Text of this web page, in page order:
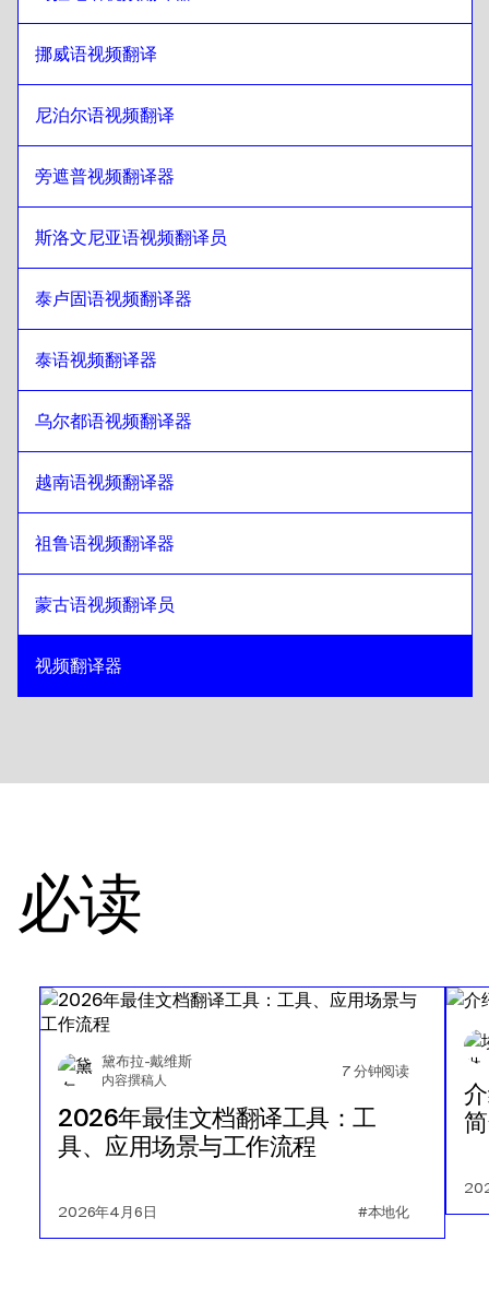
希伯来语 至委内瑞拉西班牙语
比利时荷兰语/法语至
希伯来语至哥斯达黎加西班牙语
哥斯达黎加西班牙语至
挪威语视频翻译
尼泊尔语视频翻译
旁遮普视频翻译器
斯洛文尼亚语视频翻译员
泰卢固语视频翻译器
泰语视频翻译器
乌尔都语视频翻译器
越南语视频翻译器
祖鲁语视频翻译器
蒙古语视频翻译员
视频翻译器
必读
黛布拉-戴维斯
内容撰稿人
7 分钟阅读
2026年最佳文档翻译工具：工
具、应用场景与工作流程
2026年4月6日 #本地化